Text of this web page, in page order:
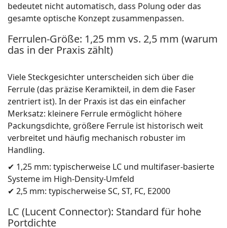
bedeutet nicht automatisch, dass Polung oder das
gesamte optische Konzept zusammenpassen.
Ferrulen-Größe: 1,25 mm vs. 2,5 mm (warum
das in der Praxis zählt)
Viele Steckgesichter unterscheiden sich über die
Ferrule (das präzise Keramikteil, in dem die Faser
zentriert ist). In der Praxis ist das ein einfacher
Merksatz: kleinere Ferrule ermöglicht höhere
Packungsdichte, größere Ferrule ist historisch weit
verbreitet und häufig mechanisch robuster im
Handling.
✔ 1,25 mm: typischerweise LC und multifaser-basierte
Systeme im High-Density-Umfeld
✔ 2,5 mm: typischerweise SC, ST, FC, E2000
LC (Lucent Connector): Standard für hohe
Portdichte